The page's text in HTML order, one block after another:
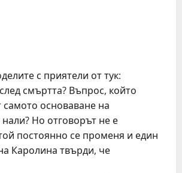
с приятели от тук:
смъртта? Въпрос, който
самото основаване на
Но отговорът не е
постоянно се променя и един
Каролина твърди, че